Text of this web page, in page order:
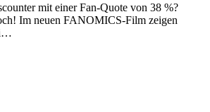
mit einer Fan-Quote von 38 %?
Im neuen FANOMICS-Film zeigen